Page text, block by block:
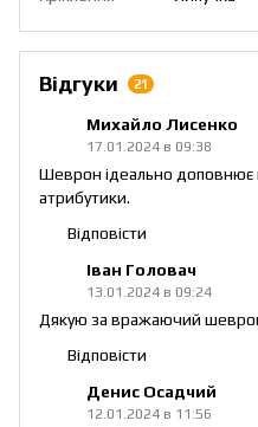
Відгуки 21
Михайло Лисенко
17.01.2024 в 09:38
Шеврон ідеально доповнює
атрибутики.
Відповісти
Іван Головач
13.01.2024 в 09:24
Дякую за вражаючий
Відповісти
Денис Осадчий
12.01.2024 в 11:56